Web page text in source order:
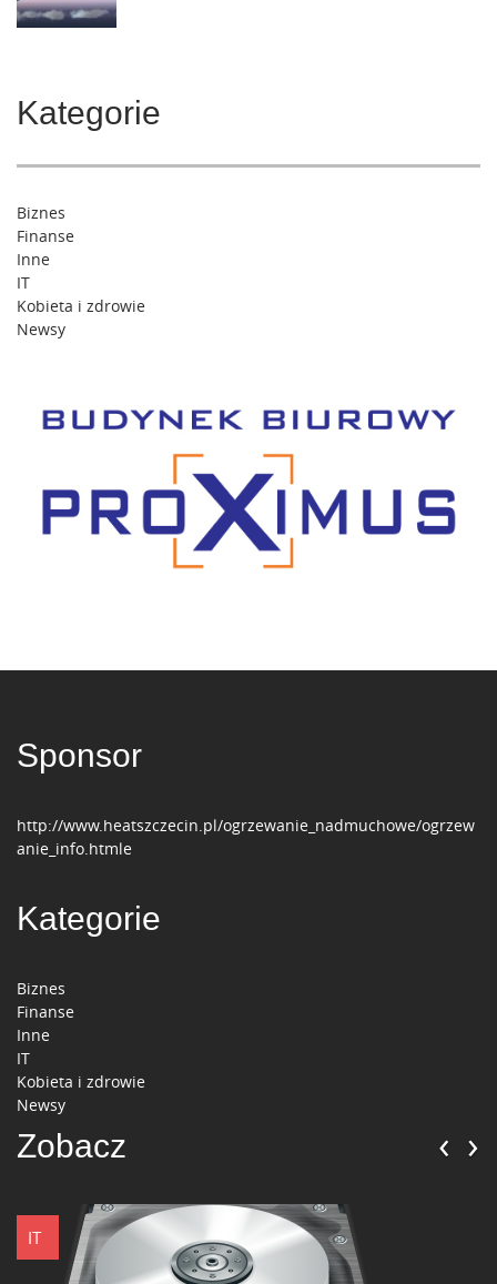
Kategorie
Biznes
Finanse
Inne
IT
Kobieta i zdrowie
Newsy
Sponsor
http://www.heatszczecin.pl/ogrzewanie_nadmuchowe/ogrzew
anie_info.htmle
Kategorie
Biznes
Finanse
Inne
IT
Kobieta i zdrowie
Newsy
Zobacz
IT
‹ ›